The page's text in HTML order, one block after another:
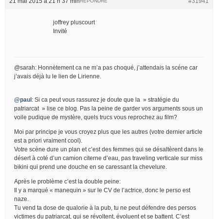
joffrey pluscourt
Invité
@sarah: Honnètement ca ne m’a pas choqué, j’attendais la scéne car
j’avais déjà lu le lien de Lirienne.
@paul: Si ca peut vous rassurez je doute que la » stratégie du
patriarcat » lise ce blog. Pas la peine de garder vos arguments sous un
voile pudique de mystère, quels trucs vous reprochez au film?
Moi par principe je vous croyez plus que les autres (votre dernier article
est a priori vraiment cool).
Votre scène dure un plan et c’est des femmes qui se désaltèrent dans le
désert à coté d’un camion citerne d’eau, pas traveling verticale sur miss
bikini qui prend une douche en se caressant la chevelure.
Après le problème c’est la double peine:
Il y a marqué « manequin » sur le CV de l’actrice, donc le perso est
naze.
Tu vend ta dose de qualorie à la pub, tu ne peut défendre des persos
victimes du patriarcat, qui se révoltent, évoluent et se battent. C’est